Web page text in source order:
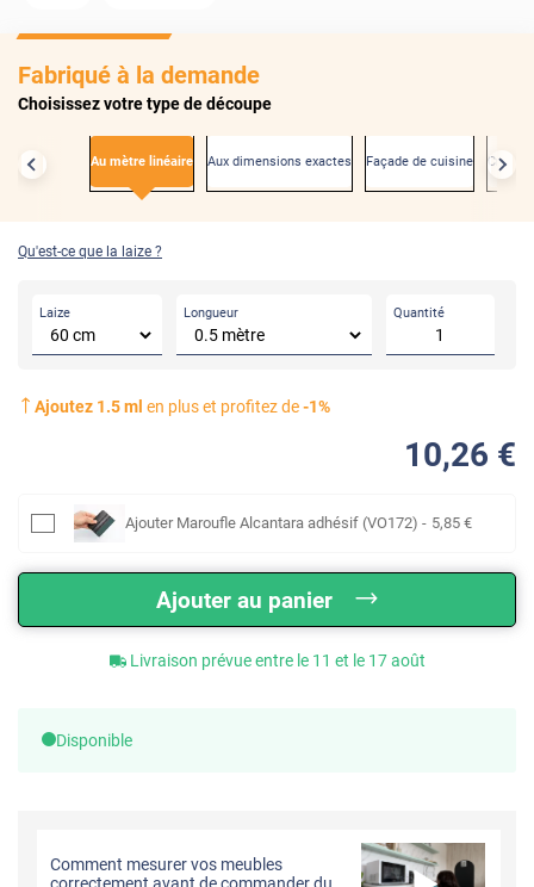
Fabriqué à la demande
Choisissez votre type de découpe
Au mètre linéaire Aux dimensions exactes Façade de cuisine
Qu'est-ce que la laize ?
Laize Longueur Quantité
Ajoutez 1.5ml en plus et profitez de-1%
10,26 €
Ajouter Maroufle Alcantara adhésif (VO172) - 5,85 €
Ajouter au panier
Livraison prévue entre le 11 et le 17 août
Disponible
Comment mesurer vos meubles